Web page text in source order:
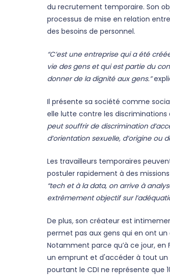
du recrutement temporaire. Son
processus de mise en relation
des besoins de personnel.
“C’est une entreprise qui a été
vie des gens et qui est partie du
donner de la dignité aux gens.”
Il présente sa société comme
elle lutte contre les discriminations
peut souffrir de discrimination
d’orientation sexuelle, d’origine ou
Les travailleurs temporaires
postuler rapidement à des
“tech et à la data, on arrive à
extrêmement objectif sur
De plus, son créateur est
permet pas aux gens qui en ont un
Notamment parce qu’à ce jour, en
un emprunt et d'accéder à tout un
pourtant le CDI ne représente que